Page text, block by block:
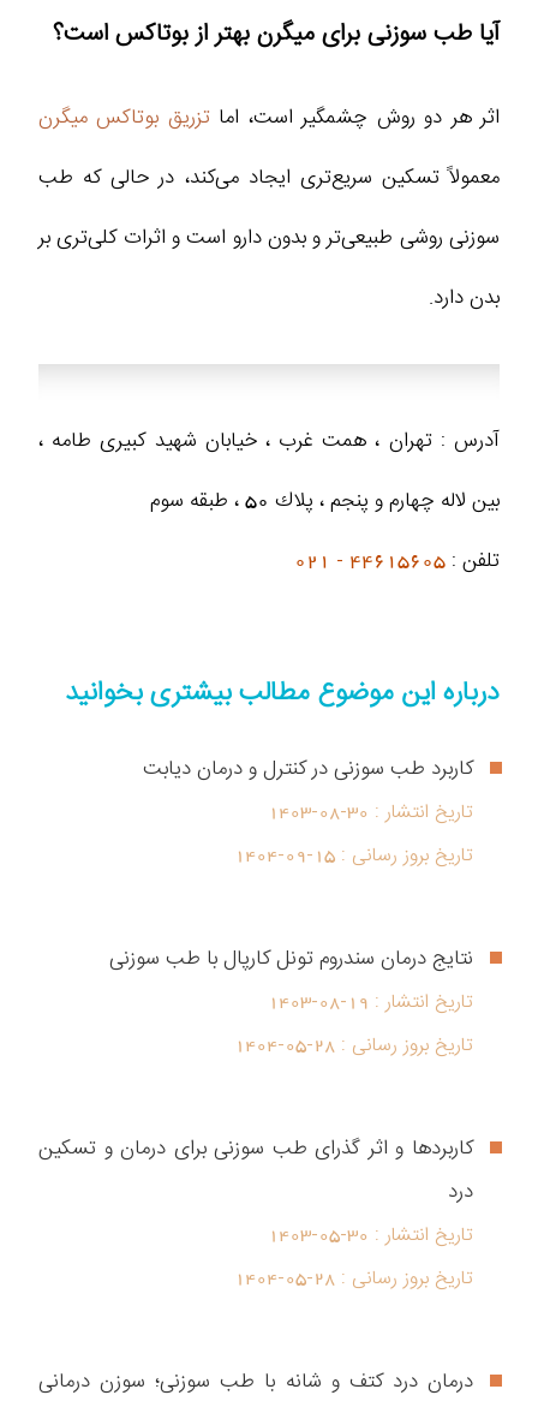
آیا طب سوزنی برای میگرن بهتر از بوتاکس است؟
اثر هر دو روش چشمگیر است، اما تزریق بوتاکس میگرن
معمولاً تسکین سریع‌تری ایجاد می‌کند، در حالی که طب
سوزنی روشی طبیعی‌تر و بدون دارو است و اثرات کلی‌تری بر
بدن دارد.
آدرس : تهران ، همت غرب ، خيابان شهيد كبيرى طامه ،
بین لاله چهارم و پنجم ، پلاك 50 ، طبقه سوم
تلفن : 44615605 - 021
درباره این موضوع مطالب بیشتری بخوانید
کاربرد طب سوزنی در کنترل و درمان دیابت
تاریخ انتشار : 1403-08-30
تاریخ بروز رسانی : 1404-09-15
نتایج درمان سندروم تونل کارپال با طب سوزنی
تاریخ انتشار : 1403-08-19
تاریخ بروز رسانی : 1404-05-28
کاربردها و اثر گذرای طب سوزنی برای درمان و تسکین
درد
تاریخ انتشار : 1403-05-30
تاریخ بروز رسانی : 1404-05-28
درمان درد کتف و شانه با طب سوزنی؛ سوزن درمانی